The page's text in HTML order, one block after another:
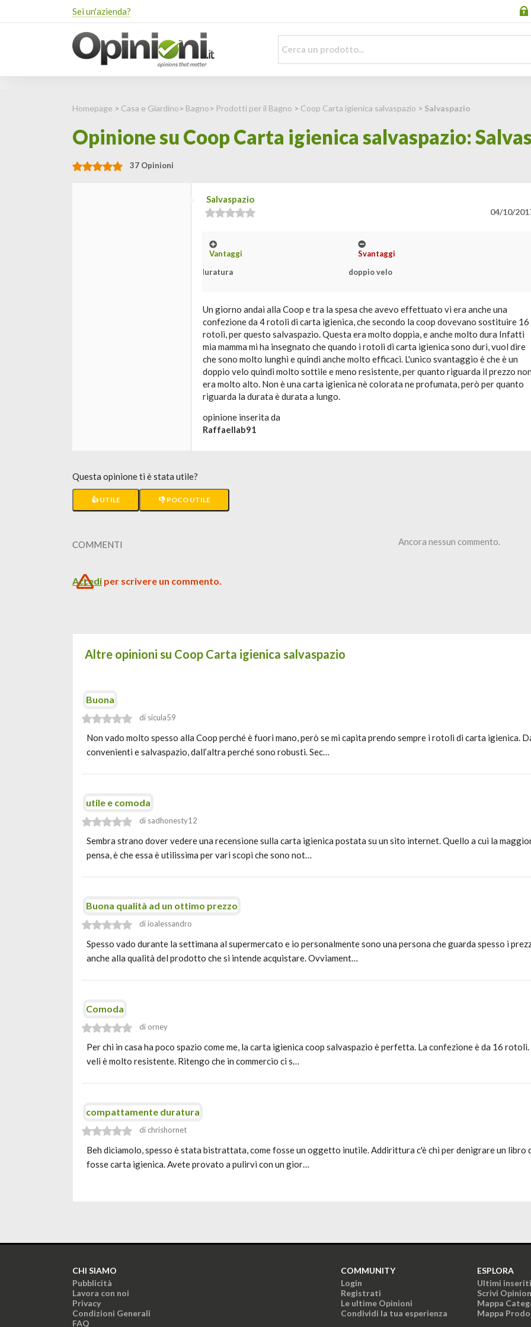
Sei un'azienda?
Homepage > Casa e Giardino> Bagno> Prodotti per il Bagno > Coop Carta igienica salvaspazio > Salvaspazio
Opinione su Coop Carta igienica salvaspazio:
37 Opinioni
Salvaspazio
04/10/
Vantaggi
duratura
Svantaggi
doppio velo
Un giorno andai alla Coop e tra la spesa che avevo effettuato vi era anche una
confezione da 4 rotoli di carta igienica, che secondo la coop dovevano sostituire 16
rotoli, per questo salvaspazio. Questa era molto doppia, e anche molto dura Infatti
mia mamma mi ha insegnato che quando i rotoli di carta igienica sono duri, vuol dire
che sono molto lunghi e quindi anche molto efficaci. L'unico svantaggio è che è un
doppio velo quindi molto sottile e meno resistente, per quanto riguarda il prezzo
era molto alto. Non è una carta igienica nè colorata ne profumata, però per quanto
riguarda la durata è durata a lungo.
opinione inserita da
Raffaellab91
Questa opinione ti è stata utile?
👍 UTILE 👎 POCO UTILE
COMMENTI Ancora nessun commento.
Accedi per scrivere un commento.
Altre opinioni su Coop Carta igienica salvaspazio
Buona
di sicula59
Non vado molto spesso alla Coop perché è fuori mano, però se mi capita prendo sempre i rotoli di carta igienica.
convenienti e salvaspazio, dall’altra perché sono robusti. Sec…
utile e comoda
di sadhonesty12
Sembra strano dover vedere una recensione sulla carta igienica postata su un sito internet. Quello a cui la
pensa, è che essa è utilissima per vari scopi che sono not…
Buona qualità ad un ottimo prezzo
di ioalessandro
Spesso vado durante la settimana al supermercato e io personalmente sono una persona che guarda spesso i
anche alla qualità del prodotto che si intende acquistare. Ovviament…
Comoda
di orney
Per chi in casa ha poco spazio come me, la carta igienica coop salvaspazio è perfetta. La confezione è da 16
veli è molto resistente. Ritengo che in commercio ci s…
compattamente duratura
di chrishornet
Beh diciamolo, spesso è stata bistrattata, come fosse un oggetto inutile. Addirittura c'è chi per denigrare un libro
fosse carta igienica. Avete provato a pulirvi con un gior…
CHI SIAMO
Pubblicità
Lavora con noi
Privacy
Condizioni Generali
FAQ
COMMUNITY
Login
Registrati
Le ultime Opinioni
Condividi la tua esperienza
ESPLORA
Ultimi inseriti
Scrivi
Mappa
Mappa